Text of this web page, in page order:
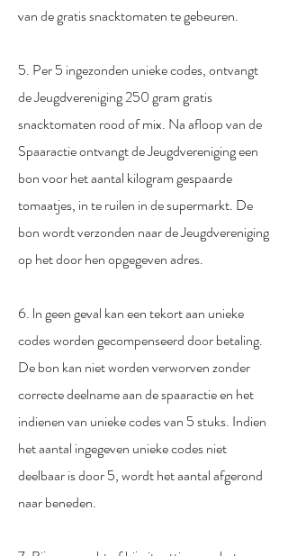
van de gratis snacktomaten te gebeuren.
5. Per 5 ingezonden unieke codes, ontvangt
de Jeugdvereniging 250 gram gratis
snacktomaten rood of mix. Na afloop van de
Spaaractie ontvangt de Jeugdvereniging een
bon voor het aantal kilogram gespaarde
tomaatjes, in te ruilen in de supermarkt. De
bon wordt verzonden naar de Jeugdvereniging
op het door hen opgegeven adres.
6. ln geen geval kan een tekort aan unieke
codes worden gecompenseerd door betaling.
De bon kan niet worden verworven zonder
correcte deelname aan de spaaractie en het
indienen van unieke codes van 5 stuks. Indien
het aantal ingegeven unieke codes niet
deelbaar is door 5, wordt het aantal afgerond
naar beneden.